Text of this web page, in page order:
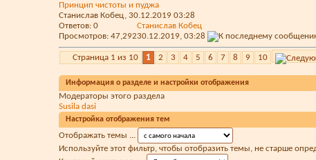
Принцип чистоты и пуджа
Станислав Кобец, 30.12.2019 03:28
Ответов: 0
Просмотров: 47,292
Станислав Кобец
30.12.2019, 03:28
Страница 1 из 10 1 2 3 4 5 6 7 8 9 10
Информация о разделе и настройки отображения
Модераторы этого раздела
Susila dasi
Настройка отображения тем
Отображать темы ...
Используйте этот фильтр, чтобы отобразить темы, не старше